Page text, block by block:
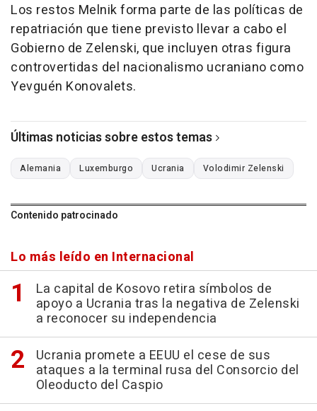
Los restos Melnik forma parte de las políticas de
repatriación que tiene previsto llevar a cabo el
Gobierno de Zelenski, que incluyen otras figura
controvertidas del nacionalismo ucraniano como
Yevguén Konovalets.
Últimas noticias sobre estos temas
Alemania Luxemburgo Ucrania Volodimir Zelenski
Contenido patrocinado
Lo más leído en Internacional
La capital de Kosovo retira símbolos de
apoyo a Ucrania tras la negativa de Zelenski
a reconocer su independencia
Ucrania promete a EEUU el cese de sus
ataques a la terminal rusa del Consorcio del
Oleoducto del Caspio